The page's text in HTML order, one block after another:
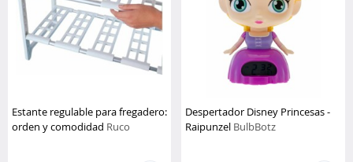
Estante regulable para fregadero:
orden y comodidad Ruco
Despertador Disney Princesas -
Raipunzel BulbBotz